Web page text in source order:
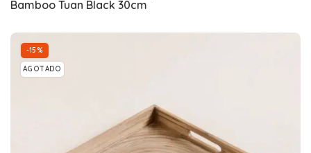
Bamboo Tuan Black 30cm
-15%
AGOTADO